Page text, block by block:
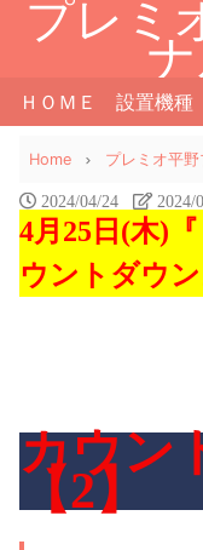
プレミ
ＨＯＭＥ 設置機種
Home プレミオ平
2024/04/24 2024/
4月25日(木)
ウントダウン
カウ
【2】